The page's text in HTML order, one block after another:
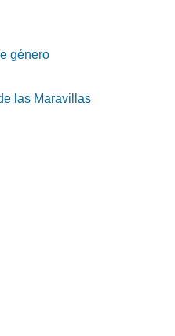
género
las Maravillas